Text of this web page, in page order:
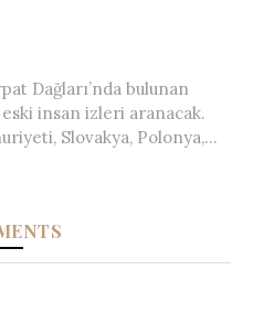
Dağları’nda bulunan
insan izleri aranacak.
Slovakya, Polonya,...